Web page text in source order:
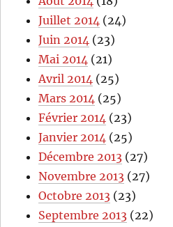
Juillet 2014 (24)
Juin 2014 (23)
Mai 2014 (21)
Avril 2014 (25)
Mars 2014 (25)
Février 2014 (23)
Janvier 2014 (25)
Décembre 2013 (27)
Novembre 2013 (27)
Octobre 2013 (23)
Septembre 2013 (22)